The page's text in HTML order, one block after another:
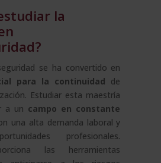
la
se ha convertido en
para la continuidad de
Estudiar esta maestría
a un campo en constante
una alta demanda laboral y
profesionales.
las herramientas